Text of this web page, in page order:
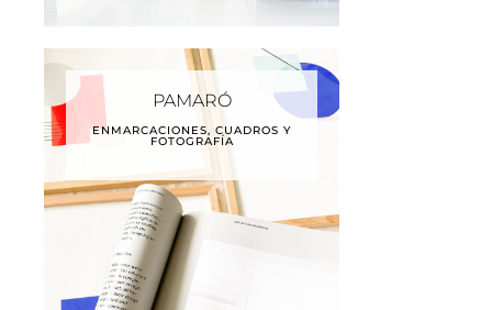
PAMARÓ
ENMARCACIONES, CUADROS Y
FOTOGRAFÍA